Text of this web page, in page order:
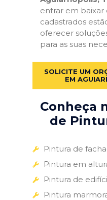
entrar em baixar
cadastrados
oferecer
para as suas
SOLICITE UM
EM
Conheça
de
Pintura de
Pintura em
Pintura de
Pintura